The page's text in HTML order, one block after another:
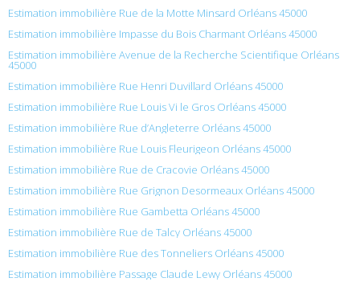
Estimation immobilière Rue de la Motte Minsard Orléans 45000
Estimation immobilière Impasse du Bois Charmant Orléans 45000
Estimation immobilière Avenue de la Recherche Scientifique Orléans
45000
Estimation immobilière Rue Henri Duvillard Orléans 45000
Estimation immobilière Rue Louis Vi le Gros Orléans 45000
Estimation immobilière Rue d’Angleterre Orléans 45000
Estimation immobilière Rue Louis Fleurigeon Orléans 45000
Estimation immobilière Rue de Cracovie Orléans 45000
Estimation immobilière Rue Grignon Desormeaux Orléans 45000
Estimation immobilière Rue Gambetta Orléans 45000
Estimation immobilière Rue de Talcy Orléans 45000
Estimation immobilière Rue des Tonneliers Orléans 45000
Estimation immobilière Passage Claude Lewy Orléans 45000